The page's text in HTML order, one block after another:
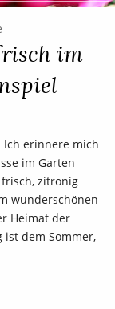
im
Ich erinnere mich
im Garten
zitronig
wunderschönen
Heimat der
ist dem Sommer,